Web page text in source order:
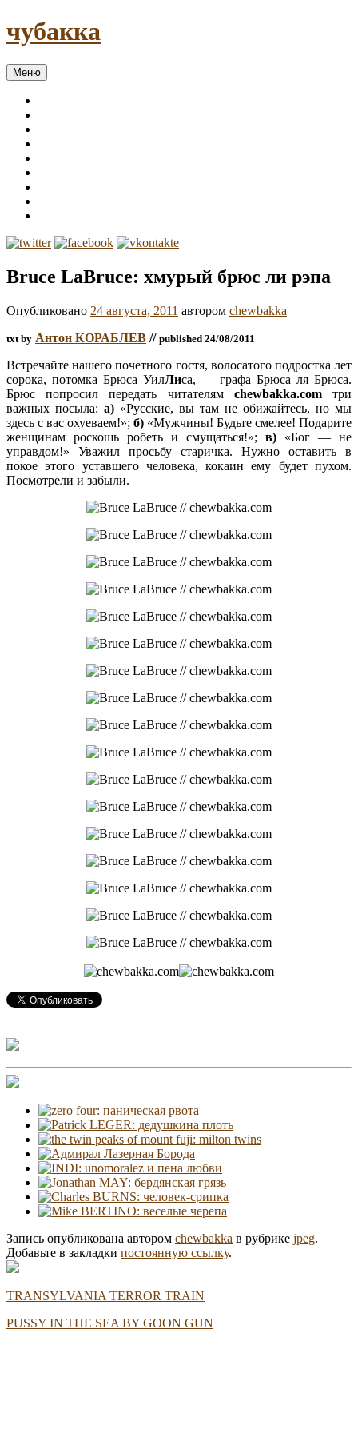
чубакка
Меню
Bruce LaBruce: хмурый брюс ли рэпа
Опубликовано 24 августа, 2011 автором chewbakka
txt by Антон КОРАБЛЕВ // published 24/08/2011
Встречайте нашего почетного гостя, волосатого подростка лет
сорока, потомка Брюса УилЛиса, — графа Брюса ля Брюса.
Брюс попросил передать читателям chewbakka.comтри
важных посыла: а) «Русские, вы там не обижайтесь, но мы
здесь с вас охуеваем!»; б) «Мужчины! Будьте смелее! Подарите
женщинам роскошь робеть и смущаться!»; в) «Бог — не
управдом!» Уважил просьбу старичка. Нужно оставить в
покое этого уставшего человека, кокаин ему будет пухом.
Посмотрели и забыли.
Запись опубликована автором chewbakka в рубрике jpeg.
Добавьте в закладки постоянную ссылку.
TRANSYLVANIA TERROR TRAIN
PUSSY IN THE SEA BY GOON GUN